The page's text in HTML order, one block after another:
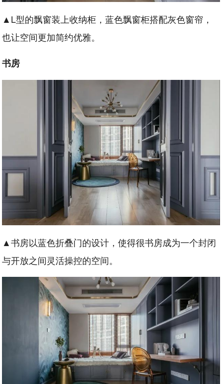
▲L型的飘窗装上收纳柜，蓝色飘窗柜搭配灰色窗帘，
也让空间更加简约优雅。
书房
▲书房以蓝色折叠门的设计，使得很书房成为一个封闭
与开放之间灵活操控的空间。